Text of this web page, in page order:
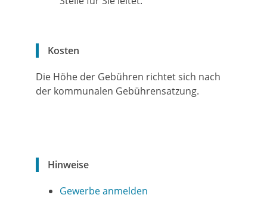
Kosten
Die Höhe der Gebühren richtet sich nach
der kommunalen Gebührensatzung.
Hinweise
Gewerbe anmelden